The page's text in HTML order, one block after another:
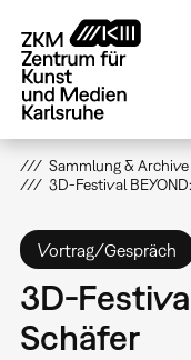
zum
Inhalt
Sammlung & Archive
3D-Festival
Vortrag/Gespräch
3D-
Schäfer